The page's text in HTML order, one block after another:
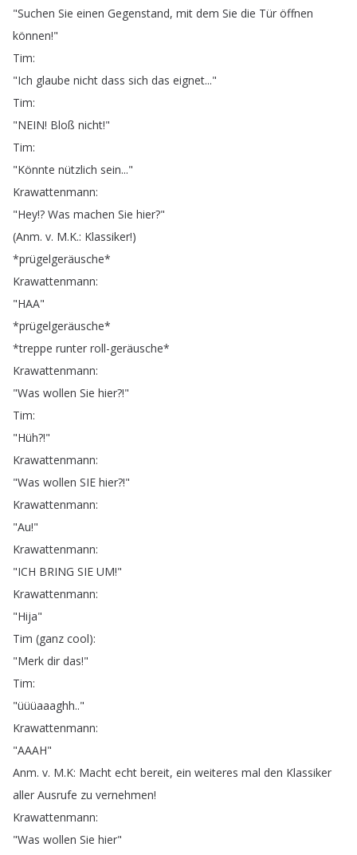
"Suchen Sie einen Gegenstand, mit dem Sie die Tür öffnen
können!"
Tim:
"Ich glaube nicht dass sich das eignet..."
Tim:
"NEIN! Bloß nicht!"
Tim:
"Könnte nützlich sein..."
Krawattenmann:
"Hey!? Was machen Sie hier?"
(Anm. v. M.K.: Klassiker!)
*prügelgeräusche*
Krawattenmann:
"HAA"
*prügelgeräusche*
*treppe runter roll-geräusche*
Krawattenmann:
"Was wollen Sie hier?!"
Tim:
"Hüh?!"
Krawattenmann:
"Was wollen SIE hier?!"
Krawattenmann:
"Au!"
Krawattenmann:
"ICH BRING SIE UM!"
Krawattenmann:
"Hija"
Tim (ganz cool):
"Merk dir das!"
Tim:
"üüüaaaghh.."
Krawattenmann:
"AAAH"
Anm. v. M.K: Macht echt bereit, ein weiteres mal den Klassiker
aller Ausrufe zu vernehmen!
Krawattenmann:
"Was wollen Sie hier"